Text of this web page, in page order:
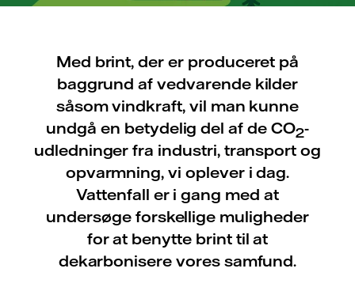
Med brint, der er produceret på
baggrund af vedvarende kilder
såsom vindkraft, vil man kunne
undgå en betydelig del af de CO2-
udledninger fra industri, transport og
opvarmning, vi oplever i dag.
Vattenfall er i gang med at
undersøge forskellige muligheder
for at benytte brint til at
dekarbonisere vores samfund.